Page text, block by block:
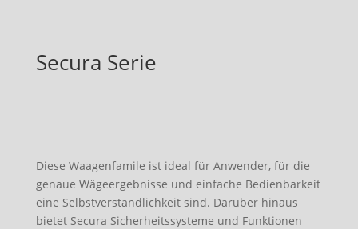
Secura Serie
Diese Waagenfamile ist ideal für Anwender, für die
genaue Wägeergebnisse und einfache Bedienbarkeit
eine Selbstverständlichkeit sind. Darüber hinaus
bietet Secura Sicherheitssysteme und Funktionen